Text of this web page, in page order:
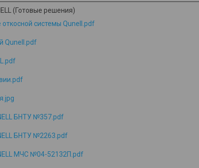
откосной системы Qunell.pdf
Qunell.pdf
БНТУ №357.pdf
БНТУ №2263.pdf
МЧС №04-52132П.pdf